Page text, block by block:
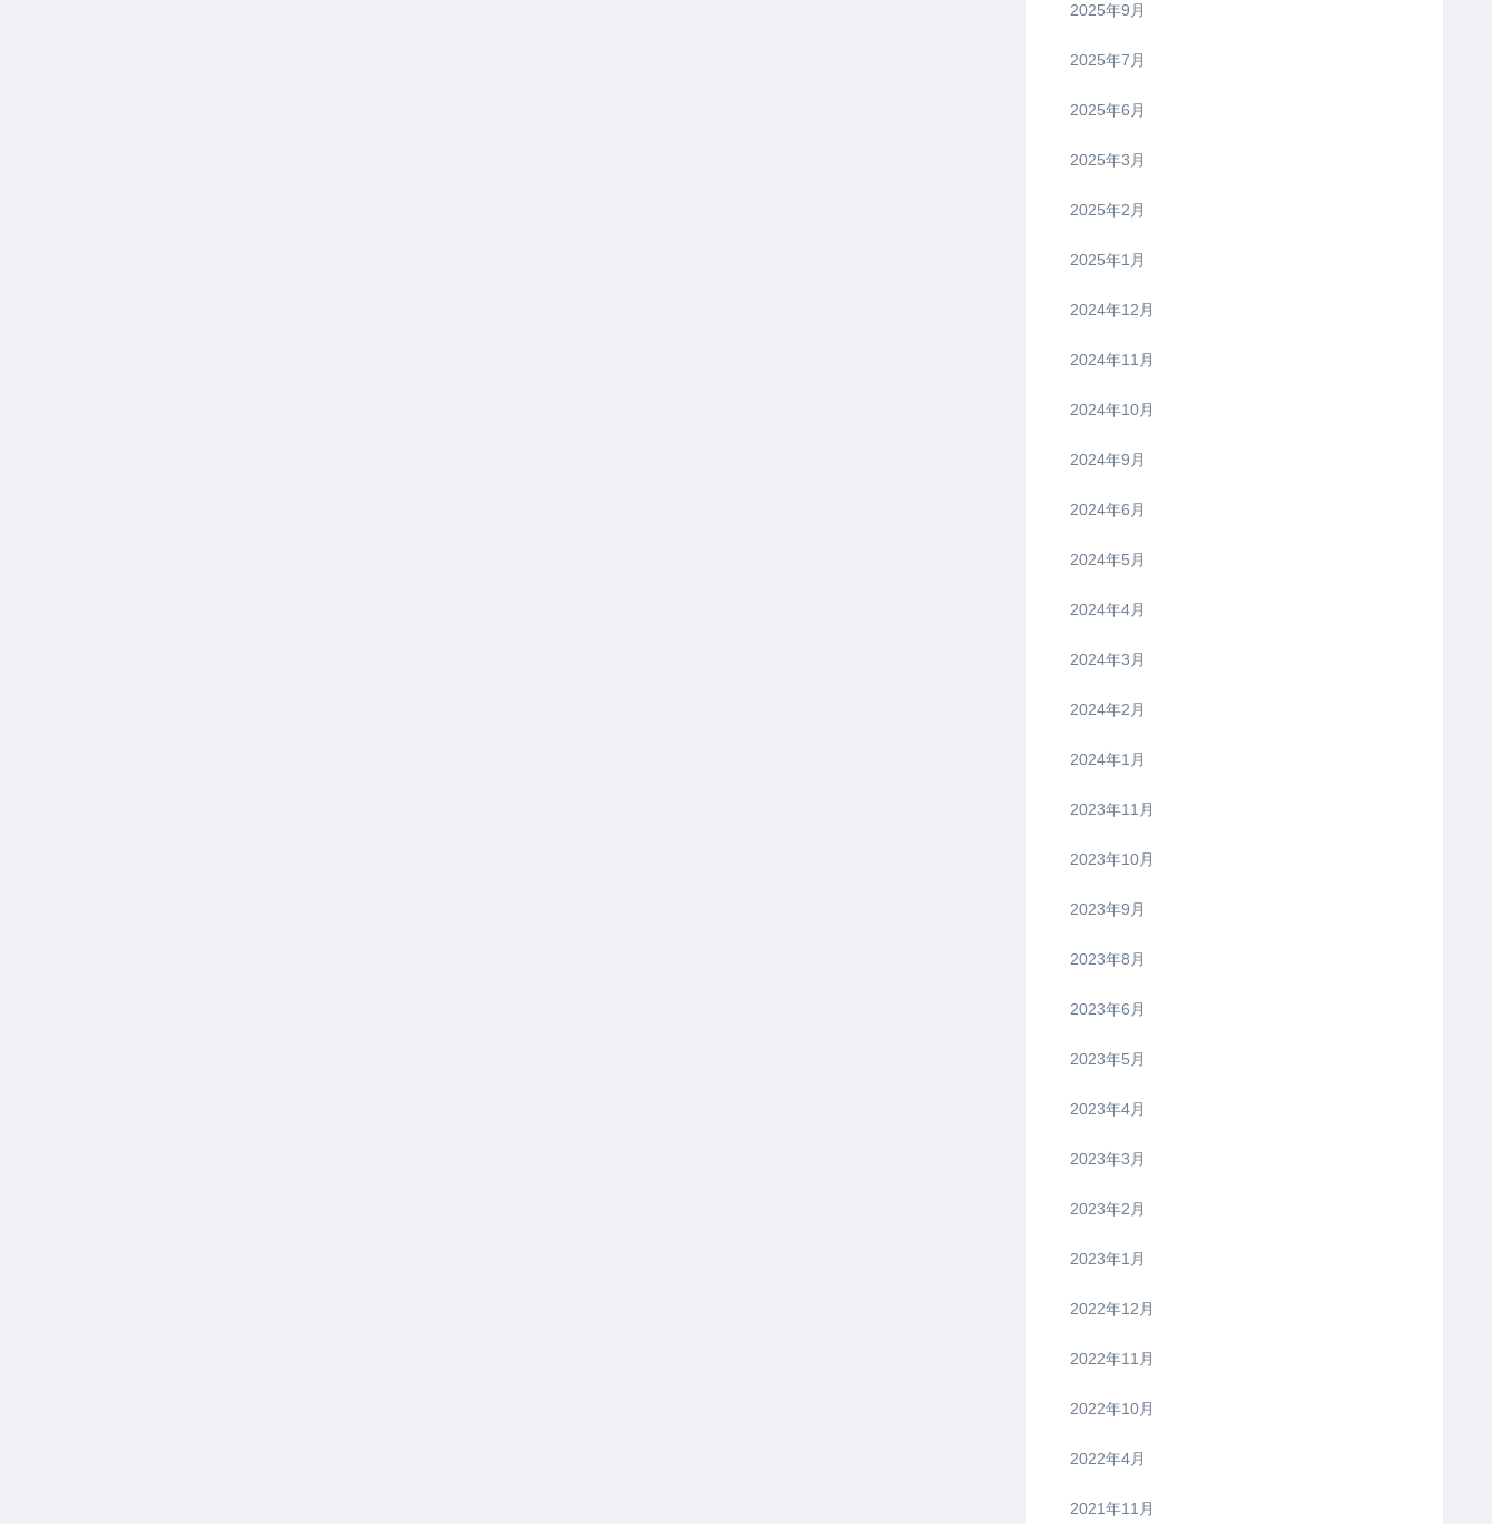
2025年9月
2025年7月
2025年6月
2025年3月
2025年2月
2025年1月
2024年12月
2024年11月
2024年10月
2024年9月
2024年6月
2024年5月
2024年4月
2024年3月
2024年2月
2024年1月
2023年11月
2023年10月
2023年9月
2023年8月
2023年6月
2023年5月
2023年4月
2023年3月
2023年2月
2023年1月
2022年12月
2022年11月
2022年10月
2022年4月
2021年11月